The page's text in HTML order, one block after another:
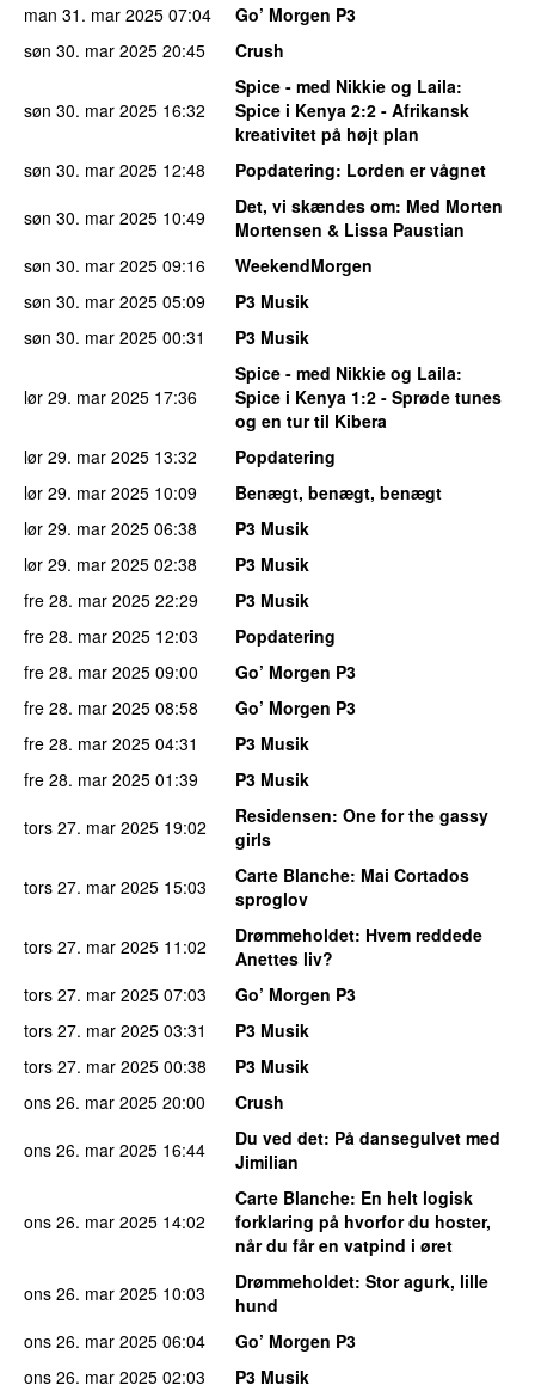
man 31. mar 2025 07:04
Go’ Morgen P3
søn 30. mar 2025 20:45 Crush
søn 30. mar 2025 16:32
Spice - med Nikkie og Laila:
Spice i Kenya 2:2 - Afrikansk
kreativitet på højt plan
søn 30. mar 2025 12:48 Popdatering: Lorden er vågnet
søn 30. mar 2025 10:49 Det, vi skændes om: Med Morten
Mortensen & Lissa Paustian
søn 30. mar 2025 09:16
WeekendMorgen
søn 30. mar 2025 05:09
P3 Musik
søn 30. mar 2025 00:31 P3 Musik
lør 29. mar 2025 17:36
Spice - med Nikkie og Laila:
Spice i Kenya 1:2 - Sprøde tunes
og en tur til Kibera
lør 29. mar 2025 13:32
Popdatering
lør 29. mar 2025 10:09
Benægt, benægt, benægt
lør 29. mar 2025 06:38
P3 Musik
lør 29. mar 2025 02:38
P3 Musik
fre 28. mar 2025 22:29
P3 Musik
fre 28. mar 2025 12:03
Popdatering
fre 28. mar 2025 09:00
Go’ Morgen P3
fre 28. mar 2025 08:58
Go’ Morgen P3
fre 28. mar 2025 04:31
P3 Musik
fre 28. mar 2025 01:39
P3 Musik
tors 27. mar 2025 19:02 Residensen: One for the gassy
girls
tors 27. mar 2025 15:03 Carte Blanche: Mai Cortados
sproglov
tors 27. mar 2025 11:02 Drømmeholdet: Hvem reddede
Anettes liv?
tors 27. mar 2025 07:03
Go’ Morgen P3
tors 27. mar 2025 03:31
P3 Musik
tors 27. mar 2025 00:38
P3 Musik
ons 26. mar 2025 20:00
Crush
ons 26. mar 2025 16:44 Du ved det: På dansegulvet med
Jimilian
ons 26. mar 2025 14:02
Carte Blanche: En helt logisk
forklaring på hvorfor du hoster,
når du får en vatpind i øret
ons 26. mar 2025 10:03 Drømmeholdet: Stor agurk, lille
hund
ons 26. mar 2025 06:04
Go’ Morgen P3
ons 26. mar 2025 02:03
P3 Musik